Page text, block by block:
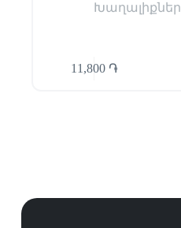
Խաղալիքներ
11,800 ֏